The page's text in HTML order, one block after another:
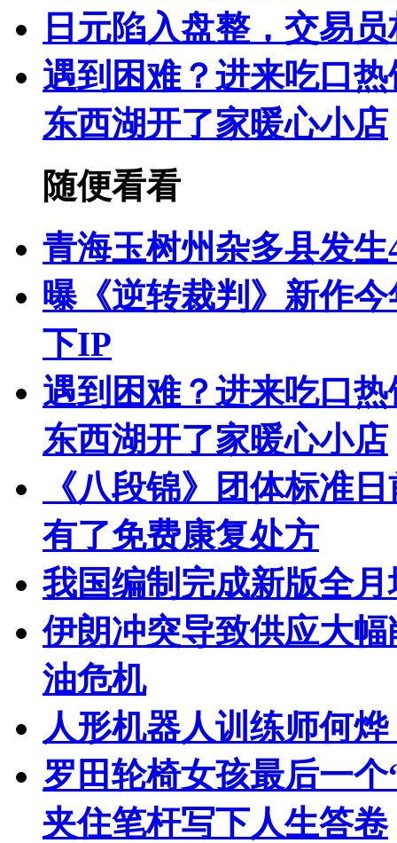
日元陷入盘整，交易
遇到困难？进来吃口
东西湖开了家暖心小店
随便看看
青海玉树州杂多县发
曝《逆转裁判》新作
下IP
遇到困难？进来吃口
东西湖开了家暖心小店
《八段锦》团体标准
有了免费康复处方
我国编制完成新版全
伊朗冲突导致供应大
油危机
人形机器人训练师何
罗田轮椅女孩最后一
夹住笔杆写下人生答卷